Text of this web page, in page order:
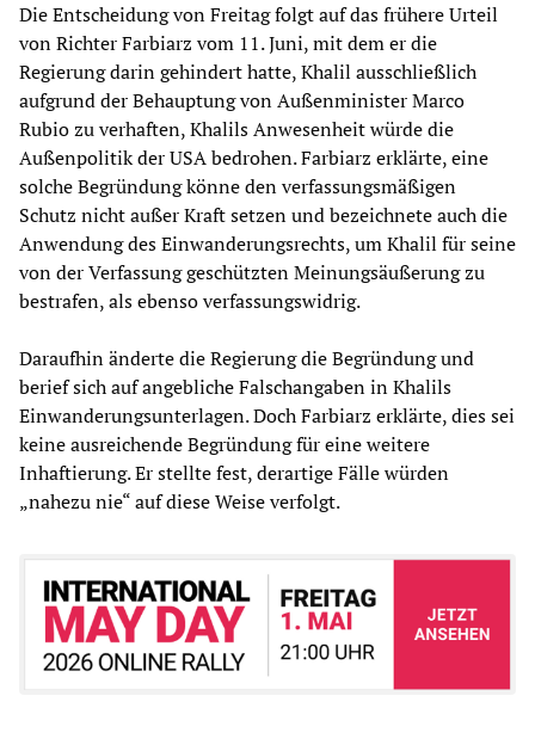
Die Entscheidung von Freitag folgt auf das frühere Urteil
von Richter Farbiarz vom 11. Juni, mit dem er die
Regierung darin gehindert hatte, Khalil ausschließlich
aufgrund der Behauptung von Außenminister Marco
Rubio zu verhaften, Khalils Anwesenheit würde die
Außenpolitik der USA bedrohen. Farbiarz erklärte, eine
solche Begründung könne den verfassungsmäßigen
Schutz nicht außer Kraft setzen und bezeichnete auch die
Anwendung des Einwanderungsrechts, um Khalil für seine
von der Verfassung geschützten Meinungsäußerung zu
bestrafen, als ebenso verfassungswidrig.
Daraufhin änderte die Regierung die Begründung und
berief sich auf angebliche Falschangaben in Khalils
Einwanderungsunterlagen. Doch Farbiarz erklärte, dies sei
keine ausreichende Begründung für eine weitere
Inhaftierung. Er stellte fest, derartige Fälle würden
„nahezu nie“ auf diese Weise verfolgt.